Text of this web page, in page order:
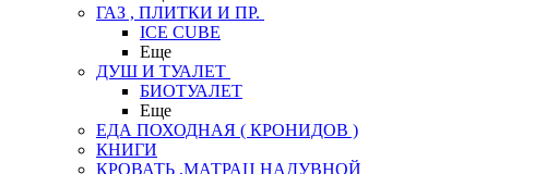
ГАЗ , ПЛИТКИ И ПР.
ICE CUBE
Еще
ДУШ И ТУАЛЕТ
БИОТУАЛЕТ
Еще
ЕДА ПОХОДНАЯ ( КРОНИДОВ )
КНИГИ
КРОВАТЬ ,МАТРАЦ НАДУВНОЙ